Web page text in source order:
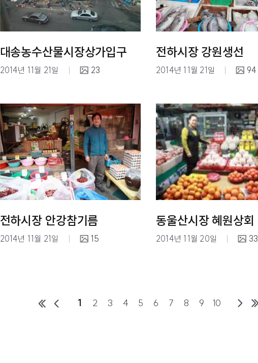
대송농수산물시장상가입구
2014년 11월 21일 23
전하시장 강원생선
2014년 11월 21일 94
전하시장 안강참기름
2014년 11월 21일 15
동울산시장 혜원상회
2014년 11월 20일 33
1 2 3 4 5 6 7 8 9 10